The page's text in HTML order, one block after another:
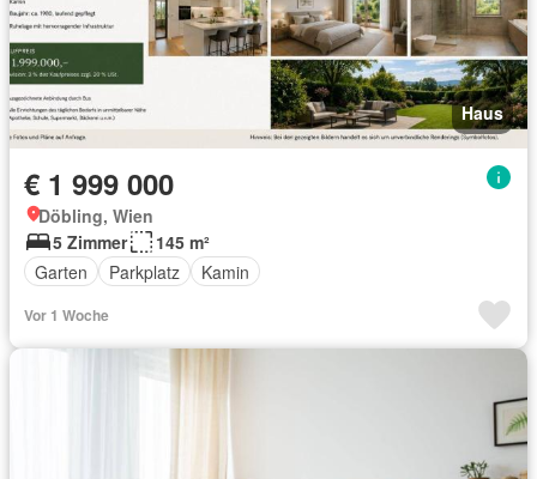
Haus
€ 1 999 000
Döbling, Wien
5 Zimmer
145 m²
Garten
Parkplatz Kamin
Vor 1 Woche